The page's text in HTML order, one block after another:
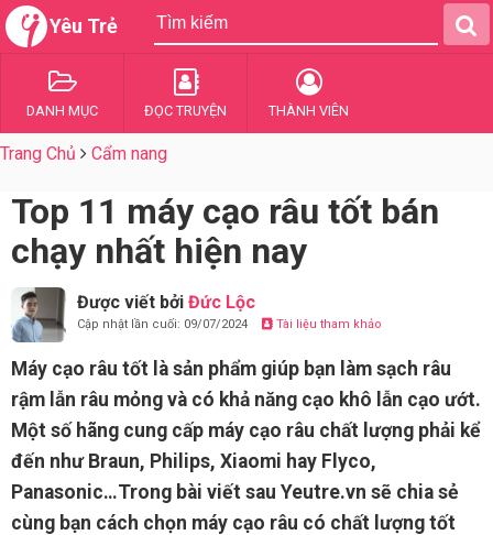
Yêu Trẻ
DANH MỤC ĐỌC TRUYỆN THÀNH VIÊN
Trang Chủ Cẩm nang
Top 11 máy cạo râu tốt bán
chạy nhất hiện nay
Được viết bởi Đức Lộc
Cập nhật lần cuối: 09/07/2024 Tài liệu tham khảo
Máy cạo râu tốt là sản phẩm giúp bạn làm sạch râu
rậm lẫn râu mỏng và có khả năng cạo khô lẫn cạo ướt.
Một số hãng cung cấp máy cạo râu chất lượng phải kể
đến như Braun, Philips, Xiaomi hay Flyco,
Panasonic…Trong bài viết sau Yeutre.vn sẽ chia sẻ
cùng bạn cách chọn máy cạo râu có chất lượng tốt